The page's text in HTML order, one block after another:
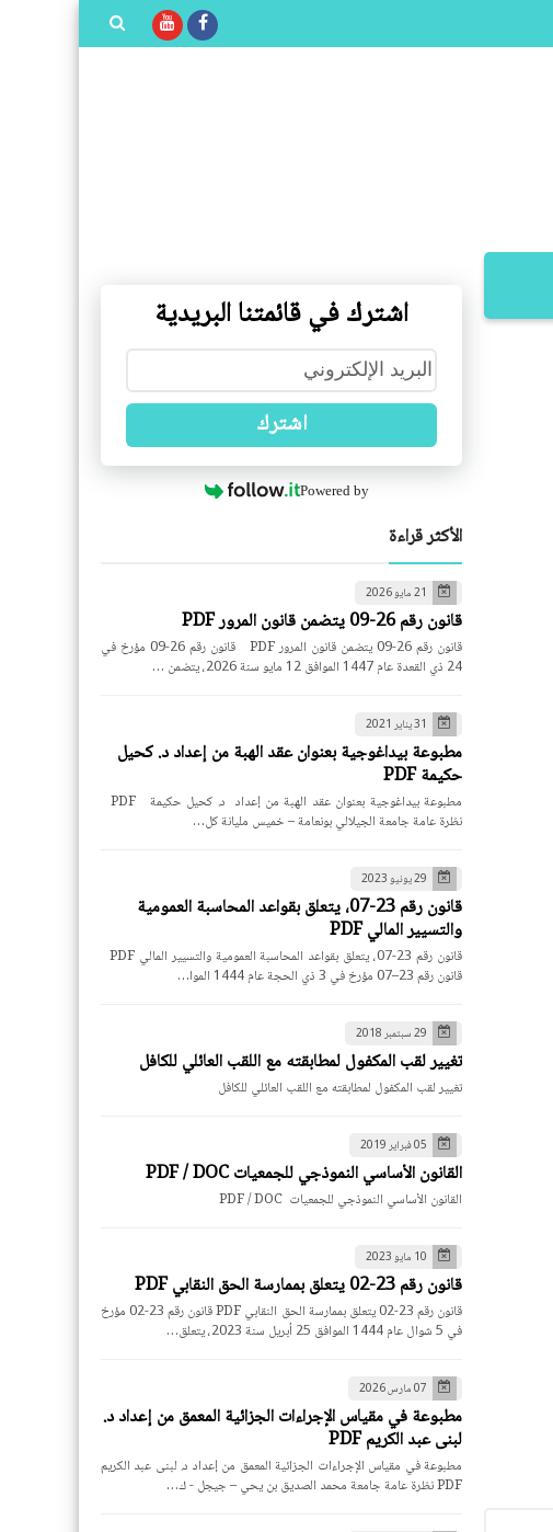
اشترك في قائمتنا البريدية
اشترك
Powered by
الأكثر قراءة
21 مايو 2026
قانون رقم 26-09 يتضمن قانون المرور PDF
قانون رقم 26-09 يتضمن قانون المرور PDF قانون رقم 26-09 مؤرخ في
24 ذي القعدة عام 1447 الموافق 12 مايو سنة 2026، يتضمن …
31 يناير 2021
مطبوعة بيداغوجية بعنوان عقد الهبة من إعداد د. كحيل
حكيمة PDF
نظرة عامة جامعة الجيلالي بونعامة – خميس مليانة كل…
29 يونيو 2023
قانون رقم 23-07، يتعلق بقواعد المحاسبة العمومية
والتسيير المالي PDF
قانون رقم 23–07 مؤرخ في 3 ذي الحجة عام 1444 الموا…
29 سبتمبر 2018
تغيير لقب المكفول لمطابقته مع اللقب العائلي للكافل
تغيير لقب المكفول لمطابقته مع اللقب العائلي للكافل
05 فبراير 2019
القانون الأساسي النموذجي للجمعيات PDF / DOC
القانون الأساسي النموذجي للجمعيات PDF / DOC
10 مايو 2023
قانون رقم 23-02 يتعلق بممارسة الحق النقابي PDF
قانون رقم 23-02 يتعلق بممارسة الحق النقابي PDF قانون رقم 23-02 مؤرخ
في 5 شوال عام 1444 الموافق 25 أبريل سنة 2023، يتعلق…
07 مارس 2026
مطبوعة في مقياس الإجراءات الجزائية المعمق من إعداد د.
لبنى عبد الكريم PDF
مطبوعة في مقياس الإجراءات الجزائية المعمق من إعداد د. لبنى عبد الكريم
PDF نظرة عامة جامعة محمد الصديق بن يحي – جيجل - ك…